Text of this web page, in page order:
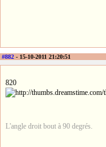
#882 - 15-10-2011 21:20:51
820
L'angle droit bout à 90 degrés.